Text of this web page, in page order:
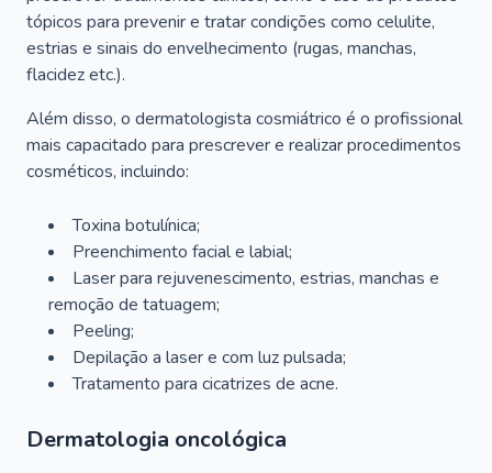
tópicos para prevenir e tratar condições como celulite,
estrias e sinais do envelhecimento (rugas, manchas,
flacidez etc.).
Além disso, o dermatologista cosmiátrico é o profissional
mais capacitado para prescrever e realizar procedimentos
cosméticos, incluindo:
Toxina botulínica;
Preenchimento facial e labial;
Laser para rejuvenescimento, estrias, manchas e
remoção de tatuagem;
Peeling;
Depilação a laser e com luz pulsada;
Tratamento para cicatrizes de acne.
Dermatologia oncológica